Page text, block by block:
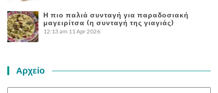
Η πιο παλιά συνταγή για παραδοσιακή
μαγειρίτσα (η συνταγή της γιαγιάς)
12:13 am 11 Apr 2026
Αρχείο